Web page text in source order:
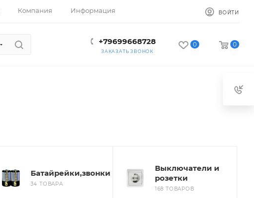
Компания Информация ВОЙТИ
+79699668728
ЗАКАЗАТЬ ЗВОНОК
0 0
Батайрейки,звонки
34 ТОВАРА
Выключатели и
розетки
168 ТОВАРОВ